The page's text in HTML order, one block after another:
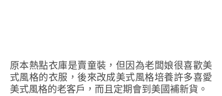
原本熱點衣庫是賣童裝，但因為老闆娘很喜歡美
式風格的衣服，後來改成美式風格培養許多喜愛
美式風格的老客戶，而且定期會到美國補新貨。